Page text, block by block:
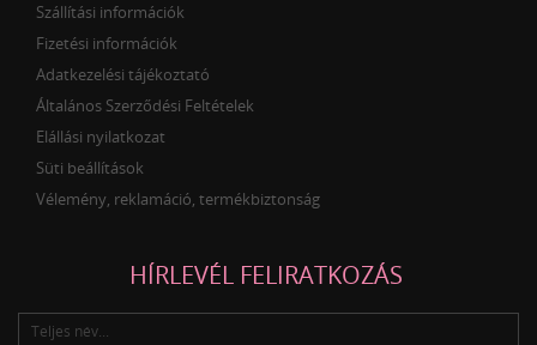
Szállítási információk
Fizetési információk
Adatkezelési tájékoztató
Általános Szerződési Feltételek
Elállási nyilatkozat
Süti beállítások
Vélemény, reklamáció, termékbiztonság
HÍRLEVÉL FELIRATKOZÁS